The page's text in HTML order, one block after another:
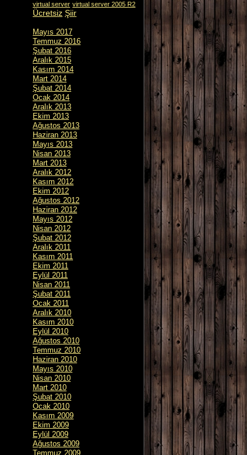
virtual server virtual server 2005 R2
Ücretsiz Şiir
Mayıs 2017
Temmuz 2016
Şubat 2016
Aralık 2015
Kasım 2014
Mart 2014
Şubat 2014
Ocak 2014
Aralık 2013
Ekim 2013
Ağustos 2013
Haziran 2013
Mayıs 2013
Nisan 2013
Mart 2013
Aralık 2012
Kasım 2012
Ekim 2012
Ağustos 2012
Haziran 2012
Mayıs 2012
Nisan 2012
Şubat 2012
Aralık 2011
Kasım 2011
Ekim 2011
Eylül 2011
Nisan 2011
Şubat 2011
Ocak 2011
Aralık 2010
Kasım 2010
Eylül 2010
Ağustos 2010
Temmuz 2010
Haziran 2010
Mayıs 2010
Nisan 2010
Mart 2010
Şubat 2010
Ocak 2010
Kasım 2009
Ekim 2009
Eylül 2009
Ağustos 2009
Temmuz 2009